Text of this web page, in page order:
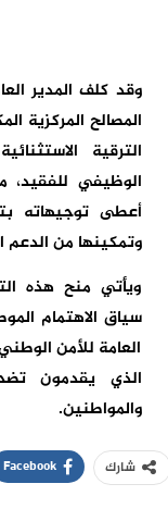
وقد كلف المدير
المصالح المركزية
الترقية
الوظيفي للفقيد،
أعطى توجيهاته
وتمكينها من الدعم
ويأتي منح هذه
سياق الاهتمام
العامة للأمن
الذي يقدمون
والمواطنين.
شارك Facebook